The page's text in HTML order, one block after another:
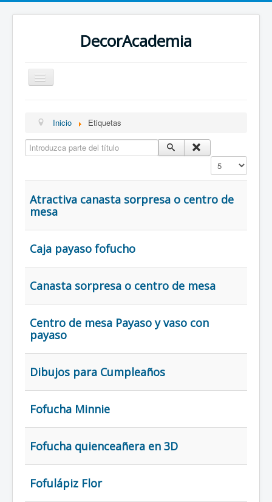
DecorAcademia
MOLDES Y PATRONES
ETIQUETAS
Inicio
Etiquetas
Introduzca parte del título
Cantidad a
Atractiva canasta sorpresa o centro de
mesa
Caja payaso fofucho
Canasta sorpresa o centro de mesa
Centro de mesa Payaso y vaso con
payaso
Dibujos para Cumpleaños
Fofucha Minnie
Fofucha quienceañera en 3D
Fofulápiz Flor